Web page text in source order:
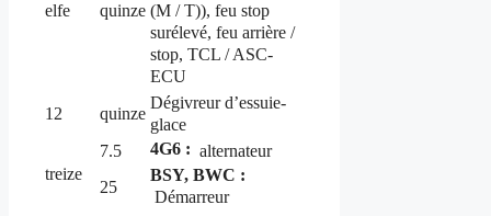
elfe quinze (M / T)), feu stop
surélevé, feu arrière /
stop, TCL / ASC-
ECU
12 quinze
Dégivreur d’essuie-
glace
treize
7.5 4G6 : alternateur
25
BSY, BWC :
Démarreur